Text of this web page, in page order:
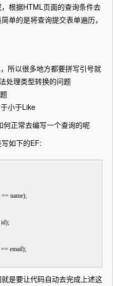
根据HTML页面的查询条件去
单的是将查询提交表单遍历，
所以很多地方都要拼写引号就
处理类型转换的问题
小于Like
正常去编写一个查询的呢
如下的EF:
== name);
email);
是要让代码自动去完成上述这